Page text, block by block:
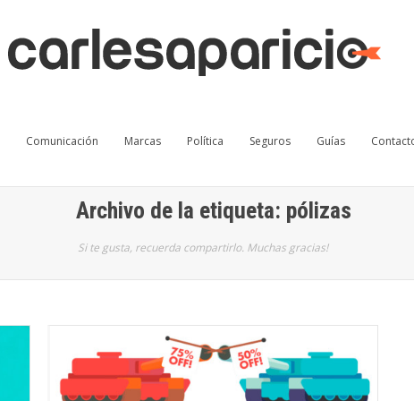
Comunicación Marcas Política Seguros Guías
Archivo de la etiqueta: pólizas
Si te gusta, recuerda compartirlo. Muchas gracias!